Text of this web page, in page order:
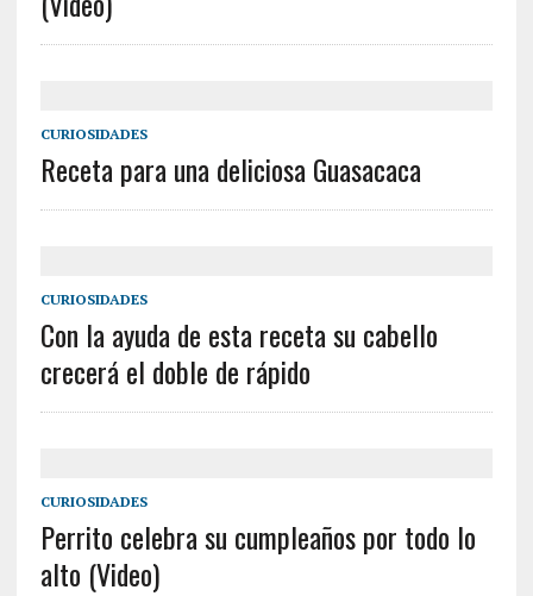
CURIOSIDADES
Receta para una deliciosa Guasacaca
CURIOSIDADES
Con la ayuda de esta receta su cabello
crecerá el doble de rápido
CURIOSIDADES
Perrito celebra su cumpleaños por todo lo
alto (Video)